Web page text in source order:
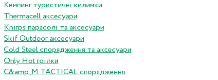
Кемпинг туристичні килимки
Thermacell аксесуари
Knirps парасолі та аксесуари
Skif Outdoor аксесуари
Cold Steel спорядження та аксесуари
Only Hot грілки
C&amp;M TACTICAL спорядження